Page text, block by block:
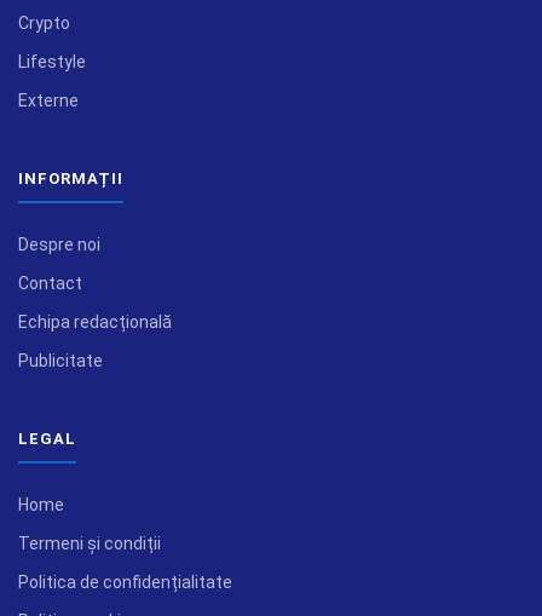
Crypto
Lifestyle
Externe
INFORMAȚII
Despre noi
Contact
Echipa redacțională
Publicitate
LEGAL
Home
Termeni și condiții
Politica de confidențialitate